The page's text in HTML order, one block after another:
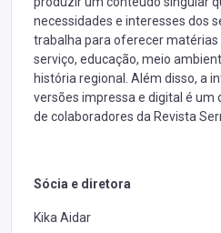
necessidades e interesses dos
trabalha para oferecer matérias
serviço, educação, meio
história regional. Além disso, a
versões impressa e digital é um
de colaboradores da Revista
Sócia e diretora
Kika Aidar